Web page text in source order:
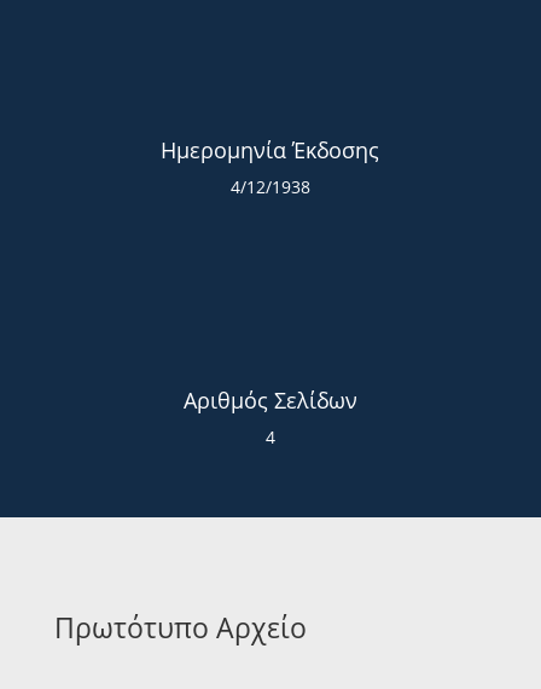
Ημερομηνία Έκδοσης
4/12/1938
Αριθμός Σελίδων
4
Πρωτότυπο Αρχείο